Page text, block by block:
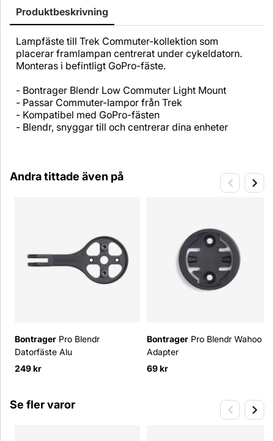
Produktbeskrivning
Lampfäste till Trek Commuter-kollektion som
placerar framlampan centrerat under cykeldatorn.
Monteras i befintligt GoPro-fäste.
- Bontrager Blendr Low Commuter Light Mount
- Passar Commuter-lampor från Trek
- Kompatibel med GoPro-fästen
- Blendr, snyggar till och centrerar dina enheter
Andra tittade även på
Bontrager Pro Blendr
Datorfäste Alu
249 kr
Bontrager Pro Blendr Wahoo
Adapter
69 kr
Se fler varor